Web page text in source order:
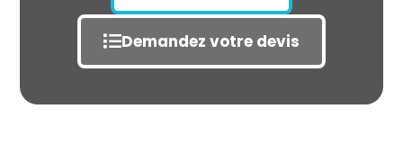
Demandez votre devis